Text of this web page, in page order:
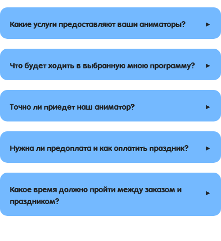
Какие услуги предоставляют ваши аниматоры? ▸
Что будет ходить в выбранную мною программу? ▸
Точно ли приедет наш аниматор? ▸
Нужна ли предоплата и как оплатить праздник? ▸
Какое время должно пройти между заказом и
праздником?
▸